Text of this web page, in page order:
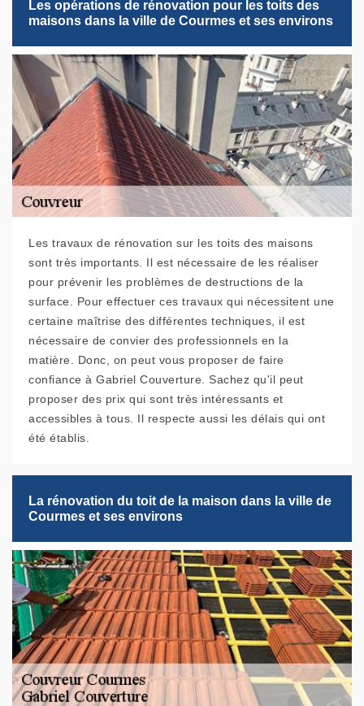
Les opérations de rénovation pour les toits des
maisons dans la ville de Courmes et ses environs
Les travaux de rénovation sur les toits des maisons
sont très importants. Il est nécessaire de les réaliser
pour prévenir les problèmes de destructions de la
surface. Pour effectuer ces travaux qui nécessitent une
certaine maîtrise des différentes techniques, il est
nécessaire de convier des professionnels en la
matière. Donc, on peut vous proposer de faire
confiance à Gabriel Couverture. Sachez qu'il peut
proposer des prix qui sont très intéressants et
accessibles à tous. Il respecte aussi les délais qui ont
été établis.
La rénovation du toit de la maison dans la ville de
Courmes et ses environs